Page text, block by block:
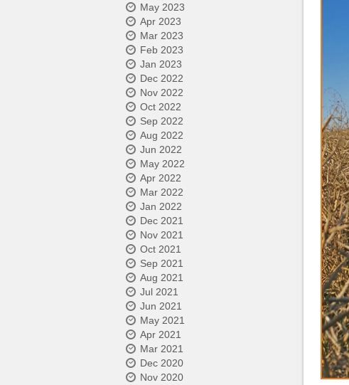
May 2023
Apr 2023
Mar 2023
Feb 2023
Jan 2023
Dec 2022
Nov 2022
Oct 2022
Sep 2022
Aug 2022
Jun 2022
May 2022
Apr 2022
Mar 2022
Jan 2022
Dec 2021
Nov 2021
Oct 2021
Sep 2021
Aug 2021
Jul 2021
Jun 2021
May 2021
Apr 2021
Mar 2021
Dec 2020
Nov 2020